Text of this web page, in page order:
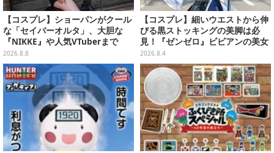
【コスプレ】ショーパンがクール
な「セイバーオルタ」、大胆な
『NIKKE』や人気VTuberまで
「アコスタ池袋」美女レイヤーま
とめ
2026.8.8
【コスプレ】細いウエストから伸
びる黒ストッキングの美脚は必
見！『ゼンゼロ』ビビアンの美女
レイヤーが優雅に降臨【写真9
枚】
2026.8.4